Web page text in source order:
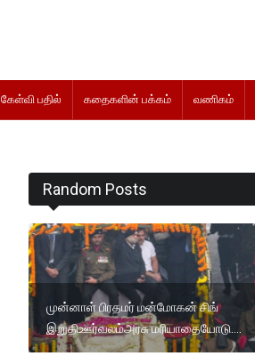
கேள்வி பதில் கதைகளின் பக்கம் வணிகம்
Random Posts
முன்னாள் பிரதமர் மன்மோகன் சிங்
இறுதிஊர்வலம்அரசு மரியாதையோடு....